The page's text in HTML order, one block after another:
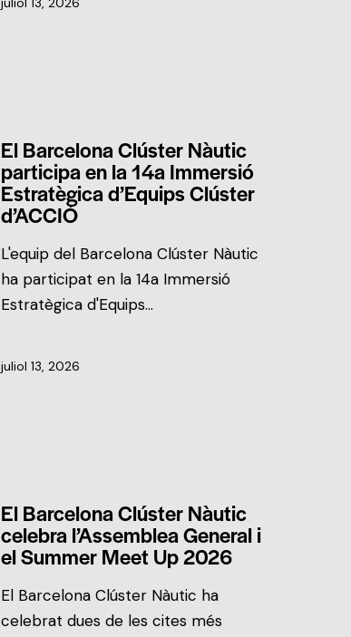
El Barcelona Clúster Nàutic
participa en la 14a Immersió
Estratègica d’Equips Clúster
d’ACCIÓ
L'equip del Barcelona Clúster Nàutic
ha participat en la 14a Immersió
Estratègica d'Equips…
juliol 13, 2026
El Barcelona Clúster Nàutic
celebra l’Assemblea General i
el Summer Meet Up 2026
El Barcelona Clúster Nàutic ha
celebrat dues de les cites més